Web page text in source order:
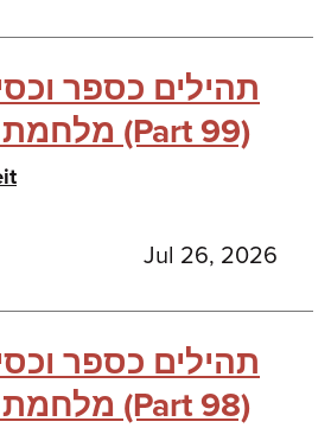
תהילים כספר
מלחמת חרבות ברזל (Part 99)
Jul 26, 2026
תהילים כספר
מלחמת חרבות ברזל (Part 98)